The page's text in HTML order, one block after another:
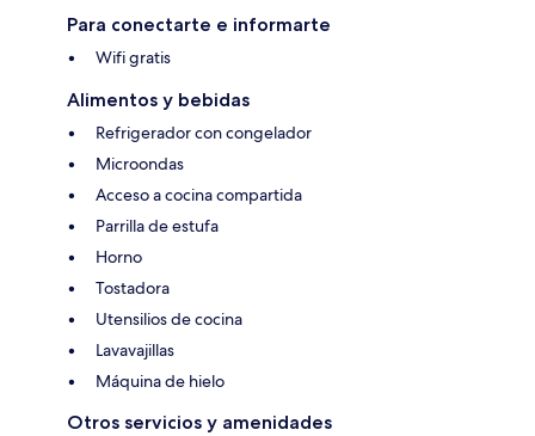
Para conectarte e informarte
Wifi gratis
Alimentos y bebidas
Refrigerador con congelador
Microondas
Acceso a cocina compartida
Parrilla de estufa
Horno
Tostadora
Utensilios de cocina
Lavavajillas
Máquina de hielo
Otros servicios y amenidades